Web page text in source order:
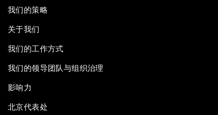
我们的策略
关于我们
我们的工作方式
我们的领导团队与组织治理
影响力
北京代表处